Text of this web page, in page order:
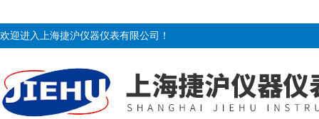
欢迎进入上海捷沪仪器仪表有限公司！